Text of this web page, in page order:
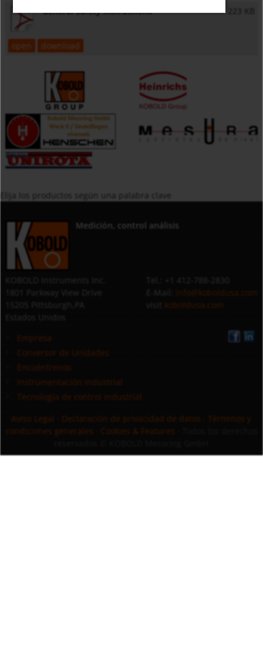
General Safety Instructions 223 KB
open download
Elija los productos según una palabra clave
Medición, control análisis
info@koboldusa.com
koboldusa.com
Empresa
Conversor de Unidades
Encuéntrenos
Instrumentación industrial
Tecnología de control industrial
Aviso Legal
Declaración de privacidad de datos
Términos y
condiciones generales
Cookies & Features